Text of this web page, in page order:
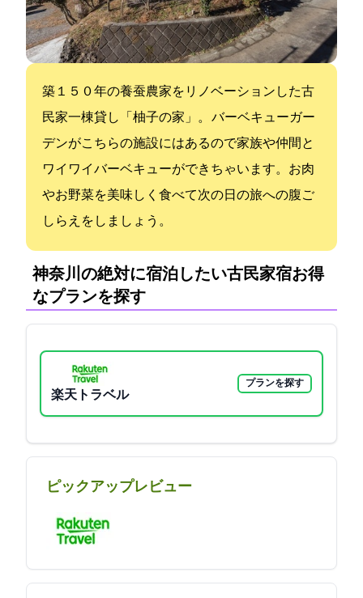
築１５０年の養蚕農家をリノベーションした古
民家一棟貸し「柚子の家」。 バーベキューガー
デンがこちらの施設にはあるので家族や仲間と
ワイワイバーベキューができちゃいます。お肉
やお野菜を美味しく食べて次の日の旅への腹ご
しらえをしましょう。
神奈川の絶対に宿泊したい古民家宿:お得
なプランを探す
楽天トラベル
プランを探す
ピックアップレビュー